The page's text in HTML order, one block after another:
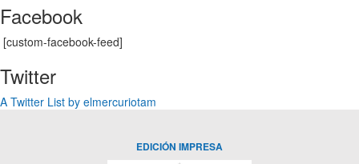
Facebook
[custom-facebook-feed]
Twitter
A Twitter List by elmercuriotam
EDICIÓN IMPRESA